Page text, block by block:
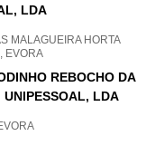
LDA
MALAGUEIRA HORTA
EVORA
REBOCHO DA
UNIPESSOAL, LDA